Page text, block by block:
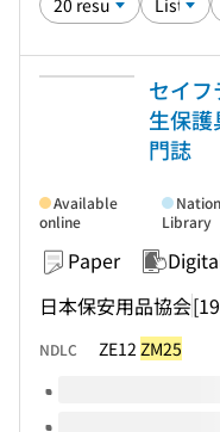
セイフ
生保
門誌
Paper
日本保安用品協会
Available
online
Library
NDLC ZE12 ZM25
Volumes of this title